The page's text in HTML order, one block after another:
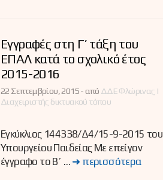
Εγγραφές στη Γ’ τάξη του
ΕΠΑΛ κατά το σχολικό έτος
2015-2016
22 Σεπτεμβρίου, 2015 -από ΔΔΕ Φλώρινας |
Διαχειριστής δικτυακού τόπου
Εγκύκλιος 144338/Δ4/15-9-2015 του
Υπουργείου Παιδείας Με επείγον
έγγραφο το Β΄ … ➜ περισσότερα